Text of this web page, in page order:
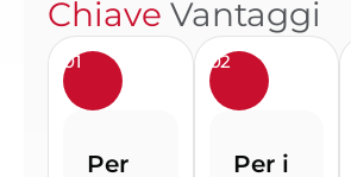
Chiave Vantaggi
01
Per
02
Per i